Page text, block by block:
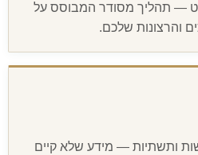
— תהליך מסודר המבוסס על
והרצונות שלכם.
ותשתיות — מידע שלא קיים